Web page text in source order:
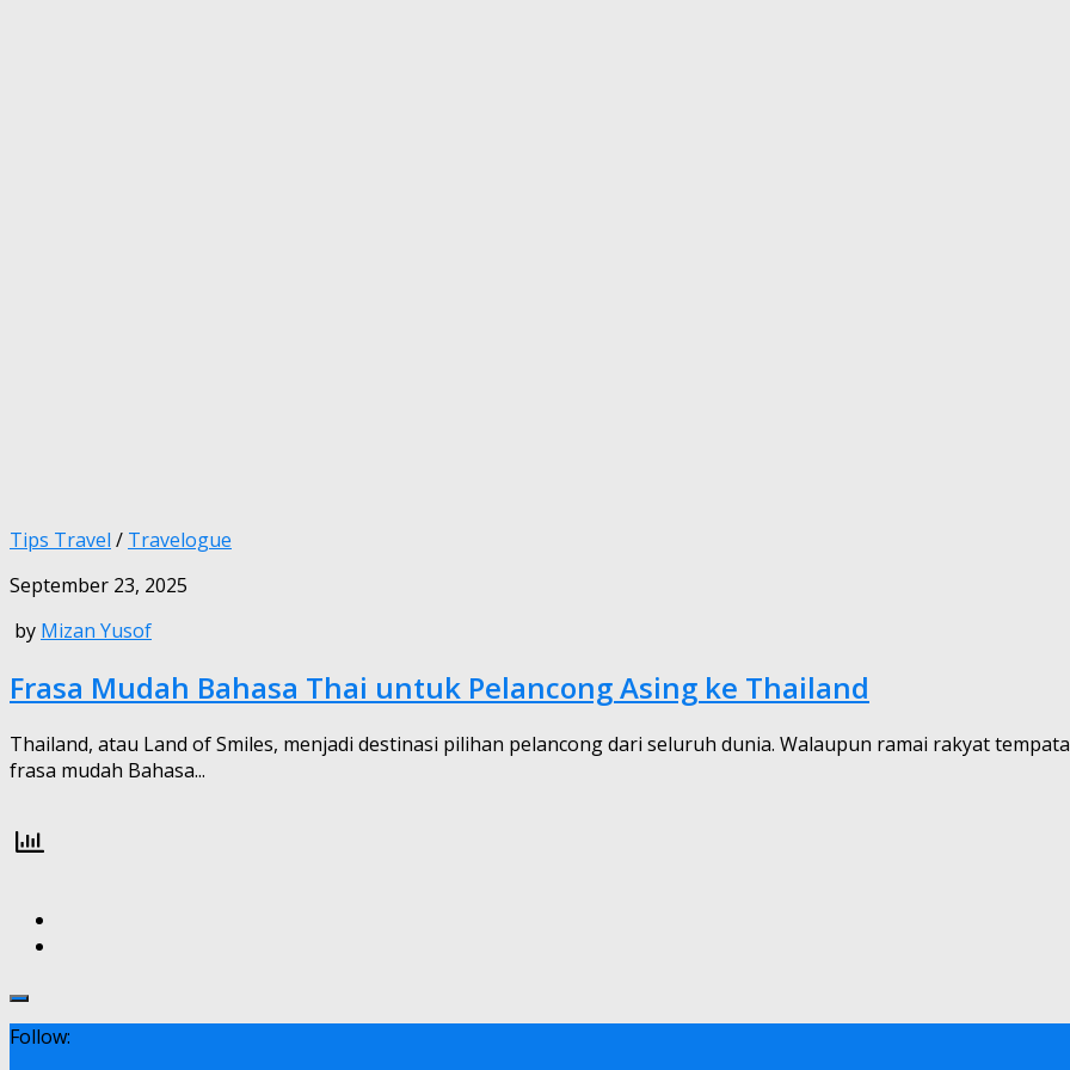
Tips Travel / Travelogue
September 23, 2025
by Mizan Yusof
Frasa Mudah Bahasa Thai untuk Pelancong Asing ke Thailand
Thailand, atau Land of Smiles, menjadi destinasi pilihan pelancong dari seluruh dunia. Walaupun ramai rakyat
frasa mudah Bahasa...
Follow: